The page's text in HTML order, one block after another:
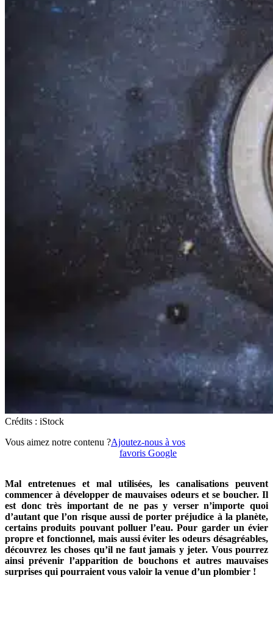
Crédits : iStock
Vous aimez notre contenu ?Ajoutez-nous à vos
favoris Google
Mal entretenues et mal utilisées, les canalisations peuvent
commencer à développer de mauvaises odeurs et se boucher. Il
est donc très important de ne pas y verser n’importe quoi
d’autant que l’on risque aussi de porter préjudice à la planète,
certains produits pouvant polluer l’eau. Pour garder un évier
propre et fonctionnel, mais aussi éviter les odeurs désagréables,
découvrez les choses qu’il ne faut jamais y jeter. Vous pourrez
ainsi prévenir l’apparition de bouchons et autres mauvaises
surprises qui pourraient vous valoir la venue d’un plombier !